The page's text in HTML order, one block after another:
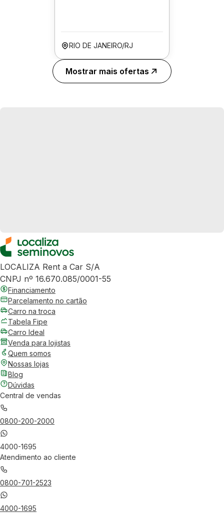
RIO DE JANEIRO/RJ
Mostrar mais ofertas
LOCALIZA Rent a Car S/A
CNPJ nº 16.670.085/0001-55
Financiamento
Parcelamento no cartão
Carro na troca
Tabela Fipe
Carro Ideal
Venda para lojistas
Quem somos
Nossas lojas
Blog
Dúvidas
Central de vendas
0800-200-2000
4000-1695
Atendimento ao cliente
0800-701-2523
4000-1695